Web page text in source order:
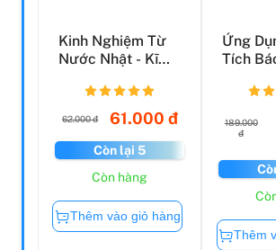
Kinh Nghiệm Từ
Nước Nhật - Kĩ
Trẻ ...
62.000 đ 61.000 đ
Còn lại 5
Còn hàng
Thêm vào giỏ hàng
Ứng
Tích
189.000
đ
Thêm